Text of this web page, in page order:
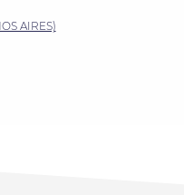
AIRES)